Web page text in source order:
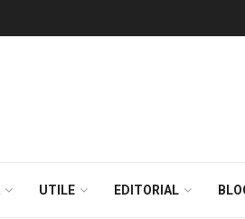
UTILE EDITORIAL